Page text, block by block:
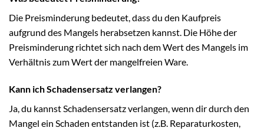
Die Preisminderung bedeutet, dass du den Kaufpreis
aufgrund des Mangels herabsetzen kannst. Die Höhe der
Preisminderung richtet sich nach dem Wert des Mangels im
Verhältnis zum Wert der mangelfreien Ware.
Kann ich Schadensersatz verlangen?
Ja, du kannst Schadensersatz verlangen, wenn dir durch den
Mangel ein Schaden entstanden ist (z.B. Reparaturkosten,